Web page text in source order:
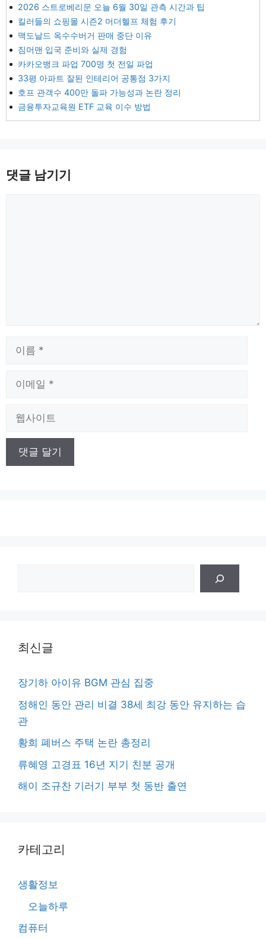
2026 스트로베리문 오늘 6월 30일 관측 시간과 팁
킬러들의 쇼핑몰 시즌2 머더헬프 체험 후기
맥도날드 옥수수버거 판매 중단 이유
짐머맨 입국 준비와 실제 경험
카카오뱅크 파업 700명 첫 전일 파업
33평 아파트 잘된 인테리어 공통점 3가지
호프 관객수 400만 돌파 가능성과 논란 정리
금융투자교육원 ETF 교육 이수 방법
댓글 남기기
최신글
장기하 아이유 BGM 관심 집중
정해인 동안 관리 비결 38세 최강 동안 유지하는 습
관
황희 폐버스 주택 논란 총정리
류혜영 고경표 16년 지기 친분 공개
해이 조규찬 기러기 부부 첫 동반 출연
카테고리
생활정보
오늘하루
컴퓨터